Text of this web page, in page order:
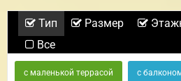
Тип Размер
Все
с маленькой террасой с